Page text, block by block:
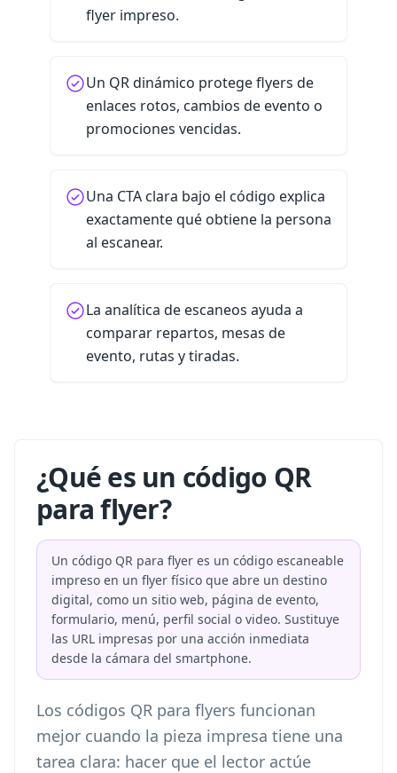
flyer impreso.
Un QR dinámico protege flyers de
enlaces rotos, cambios de evento o
promociones vencidas.
Una CTA clara bajo el código explica
exactamente qué obtiene la persona
al escanear.
La analítica de escaneos ayuda a
comparar repartos, mesas de
evento, rutas y tiradas.
¿Qué es un código QR
para flyer?
Un código QR para flyer es un código escaneable
impreso en un flyer físico que abre un destino
digital, como un sitio web, página de evento,
formulario, menú, perfil social o video. Sustituye
las URL impresas por una acción inmediata
desde la cámara del smartphone.
Los códigos QR para flyers funcionan
mejor cuando la pieza impresa tiene una
tarea clara: hacer que el lector actúe